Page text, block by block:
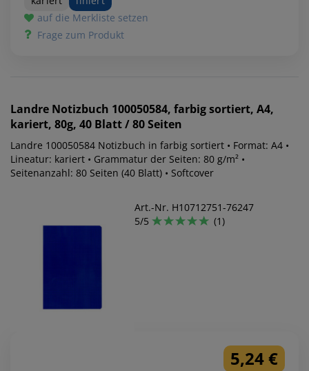
auf die Merkliste setzen
Frage zum Produkt
Landre Notizbuch 100050584, farbig sortiert, A4,
kariert, 80g, 40 Blatt / 80 Seiten
Landre 100050584 Notizbuch in farbig sortiert • Format: A4 •
Lineatur: kariert • Grammatur der Seiten: 80 g/m² •
Seitenanzahl: 80 Seiten (40 Blatt) • Softcover
Art.-Nr. H10712751-76247
5/5
(1)
5,24 €